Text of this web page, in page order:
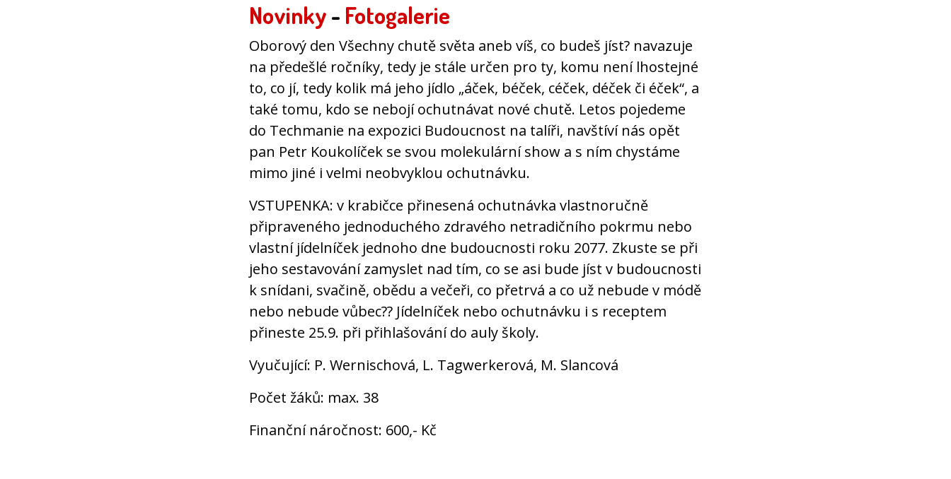
Novinky- Fotogalerie
Oborový den Všechny chutě světa aneb víš, co budeš jíst? navazuje
na předešlé ročníky, tedy je stále určen pro ty, komu není lhostejné
to, co jí, tedy kolik má jeho jídlo „áček, béček, céček, déček či éček“, a
také tomu, kdo se nebojí ochutnávat nové chutě. Letos pojedeme
do Techmanie na expozici Budoucnost na talíři, navštíví nás opět
pan Petr Koukolíček se svou molekulární show a s ním chystáme
mimo jiné i velmi neobvyklou ochutnávku.
VSTUPENKA: v krabičce přinesená ochutnávka vlastnoručně
připraveného jednoduchého zdravého netradičního pokrmu nebo
vlastní jídelníček jednoho dne budoucnosti roku 2077. Zkuste se při
jeho sestavování zamyslet nad tím, co se asi bude jíst v budoucnosti
k snídani, svačině, obědu a večeři, co přetrvá a co už nebude v módě
nebo nebude vůbec?? Jídelníček nebo ochutnávku i s receptem
přineste 25.9. při přihlašování do auly školy.
Vyučující: P. Wernischová, L. Tagwerkerová, M. Slancová
Počet žáků: max. 38
Finanční náročnost: 600,- Kč